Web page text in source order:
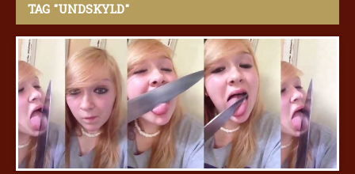
TAG "UNDSKYLD"